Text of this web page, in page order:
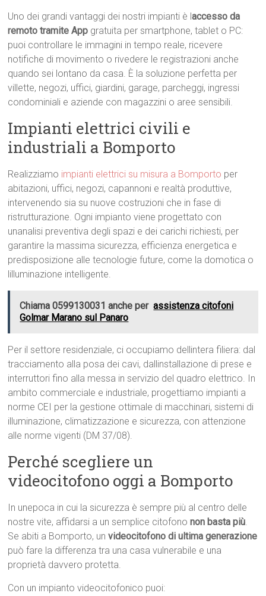
Uno dei grandi vantaggi dei nostri impianti è laccesso da
remoto tramite App gratuita per smartphone, tablet o PC:
puoi controllare le immagini in tempo reale, ricevere
notifiche di movimento o rivedere le registrazioni anche
quando sei lontano da casa. È la soluzione perfetta per
villette, negozi, uffici, giardini, garage, parcheggi, ingressi
condominiali e aziende con magazzini o aree sensibili.
Impianti elettrici civili e
industriali a Bomporto
Realizziamo impianti elettrici su misura a Bomporto per
abitazioni, uffici, negozi, capannoni e realtà produttive,
intervenendo sia su nuove costruzioni che in fase di
ristrutturazione. Ogni impianto viene progettato con
unanalisi preventiva degli spazi e dei carichi richiesti, per
garantire la massima sicurezza, efficienza energetica e
predisposizione alle tecnologie future, come la domotica o
lilluminazione intelligente.
Chiama 0599130031 anche per assistenza citofoni
Golmar Marano sul Panaro
Per il settore residenziale, ci occupiamo dellintera filiera: dal
tracciamento alla posa dei cavi, dallinstallazione di prese e
interruttori fino alla messa in servizio del quadro elettrico. In
ambito commerciale e industriale, progettiamo impianti a
norme CEI per la gestione ottimale di macchinari, sistemi di
illuminazione, climatizzazione e sicurezza, con attenzione
alle norme vigenti (DM 37/08).
Perché scegliere un
videocitofono oggi a Bomporto
In unepoca in cui la sicurezza è sempre più al centro delle
nostre vite, affidarsi a un semplice citofononon basta più.
Se abiti a Bomporto, unvideocitofono di ultima generazione
può fare la differenza tra una casa vulnerabile e una
proprietà davvero protetta.
Con un impianto videocitofonico puoi: